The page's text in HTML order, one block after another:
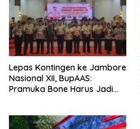
Lepas Kontingen ke Jambore
Nasional XII, BupAAS:
Pramuka Bone Harus Jadi